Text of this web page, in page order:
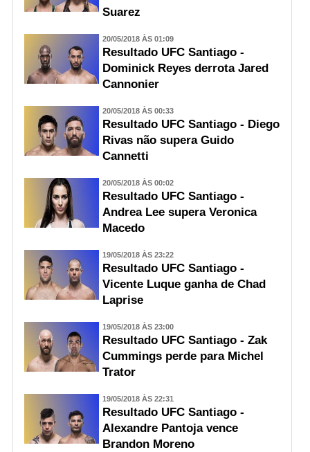
Suarez
20/05/2018 ÀS 01:09
Resultado UFC Santiago -
Dominick Reyes derrota Jared
Cannonier
20/05/2018 ÀS 00:33
Resultado UFC Santiago - Diego
Rivas não supera Guido
Cannetti
20/05/2018 ÀS 00:02
Resultado UFC Santiago -
Andrea Lee supera Veronica
Macedo
19/05/2018 ÀS 23:22
Resultado UFC Santiago -
Vicente Luque ganha de Chad
Laprise
19/05/2018 ÀS 23:00
Resultado UFC Santiago - Zak
Cummings perde para Michel
Trator
19/05/2018 ÀS 22:31
Resultado UFC Santiago -
Alexandre Pantoja vence
Brandon Moreno